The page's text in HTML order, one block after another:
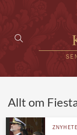
Allt om